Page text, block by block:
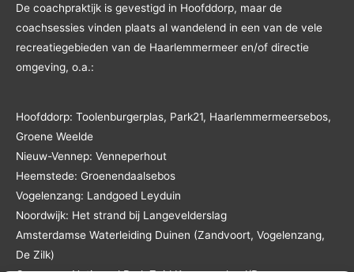
De coachpraktijk is gevestigd in Hoofddorp, maar de
coachsessies vinden plaats al wandelend in een van de vele
recreatiegebieden van de Haarlemmermeer en/of directie
omgeving, o.a.:
Hoofddorp: Toolenburgerplas, Park21, Haarlemmermeersebos,
Groene Weelde
Nieuw-Vennep: Venneperhout
Heemstede: Groenendaalsebos
Vogelenzang: Landgoed Leyduin
Noordwijk: Het strand bij Langevelderslag
Amsterdamse Waterleiding Duinen (Zandvoort, Vogelenzang,
De Zilk)